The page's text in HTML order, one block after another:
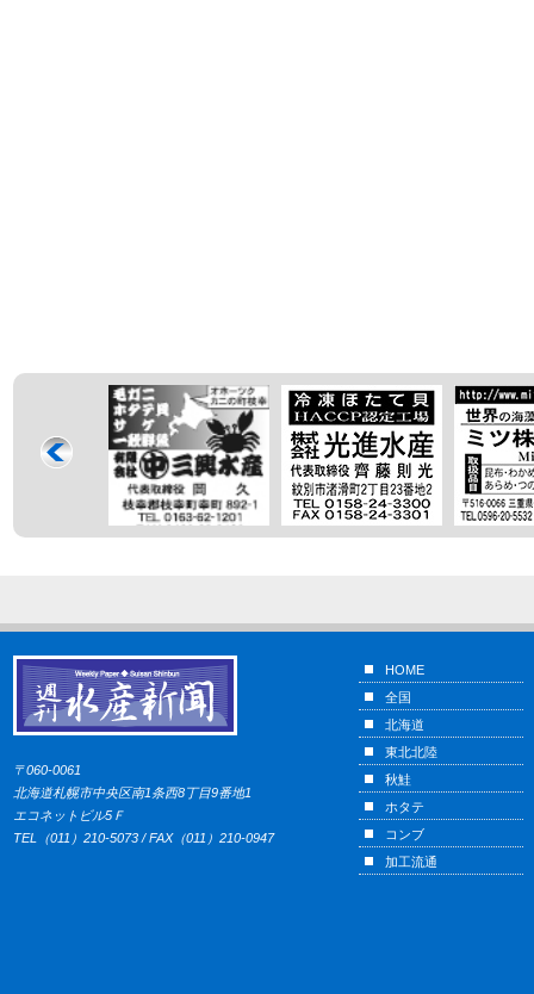
〒060-0061
北海道札幌市中央区南1条西8丁目9番地1
エコネットビル5Ｆ
TEL（011）210-5073 / FAX（011）210-0947
HOME
全国
北海道
東北北陸
秋鮭
ホタテ
コンブ
加工流通